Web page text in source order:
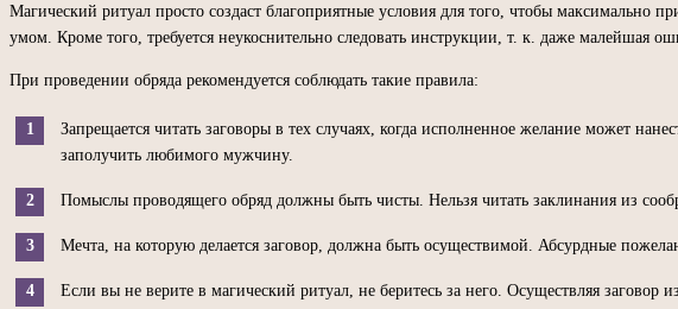
Магический ритуал просто создаст благоприятные условия для того, чтобы максимально
умом. Кроме того, требуется неукоснительно следовать инструкции, т. к. даже малейшая
При проведении обряда рекомендуется соблюдать такие правила:
Запрещается читать заговоры в тех случаях, когда исполненное желание может
заполучить любимого мужчину.
Помыслы проводящего обряд должны быть чисты. Нельзя читать заклинания из
Мечта, на которую делается заговор, должна быть осуществимой. Абсурдные
Если вы не верите в магический ритуал, не беритесь за него. Осуществляя заговор